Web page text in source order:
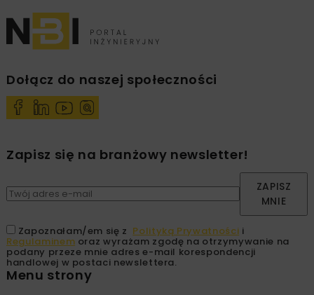
Dołącz do naszej społeczności
Zapisz się na branżowy newsletter!
ZAPISZ
MNIE
Zapoznałam/em się z Polityką Prywatności i
Regulaminem oraz wyrażam zgodę na otrzymywanie na
podany przeze mnie adres e-mail korespondencji
handlowej w postaci newslettera.
Menu strony